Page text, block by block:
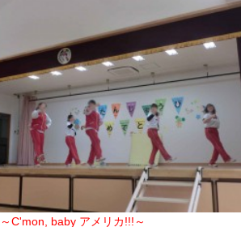
～C'mon, baby アメリカ!!!～